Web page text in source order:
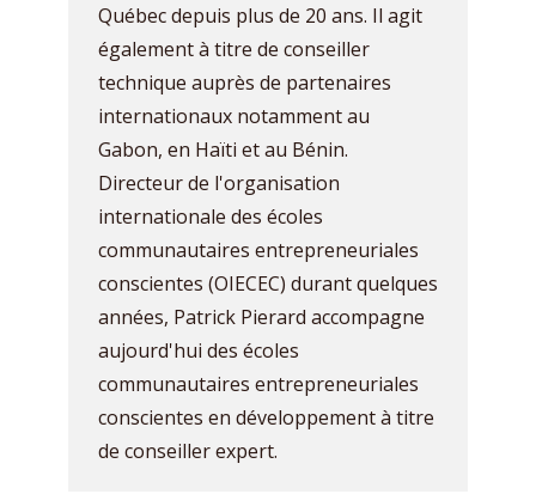
Québec depuis plus de 20 ans. Il agit
également à titre de conseiller
technique auprès de partenaires
internationaux notamment au
Gabon, en Haïti et au Bénin.
Directeur de l'organisation
internationale des écoles
communautaires entrepreneuriales
conscientes (OIECEC) durant quelques
années, Patrick Pierard accompagne
aujourd'hui des écoles
communautaires entrepreneuriales
conscientes en développement à titre
de conseiller expert.